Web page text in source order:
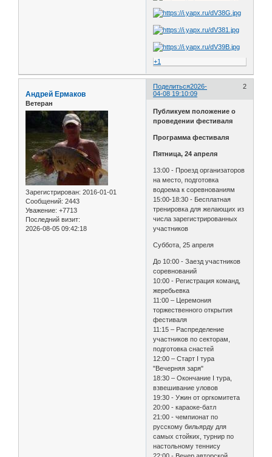
+1
Поделиться 2
2026-
04-08 19:10:09
Андрей Ермаков
Ветеран
Зарегистрирован: 2016-01-01
Сообщений: 2443
Уважение: +7713
Последний визит:
2026-08-05 09:42:18
Публикуем положение о
проведении фестиваля
Программа фестиваля
Пятница, 24 апреля
13:00 - Проезд организаторов
на место, подготовка
водоема к соревнованиям
15:00-18:30 - Бесплатная
тренировка для желающих из
числа зарегистрированных
участников
Суббота, 25 апреля
До 10:00 - Заезд участников
соревнований
10:00 - Регистрация команд,
жеребьевка
11:00 – Церемония
торжественного открытия
фестиваля
11:15 – Распределение
участников по секторам,
подготовка снастей
12:00 – Старт I тура
"Вечерняя заря"
18:30 – Окончание I тура,
взвешивание уловов
19:30 - Ужин от оргкомитета
20:00 - караоке-батл
21:00 - чемпионат по
русскому бильярду для
самых стойких, турнир по
настольному теннису